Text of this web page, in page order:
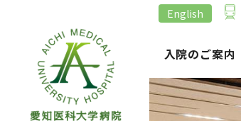
English
外来のご案内 入院のご案内